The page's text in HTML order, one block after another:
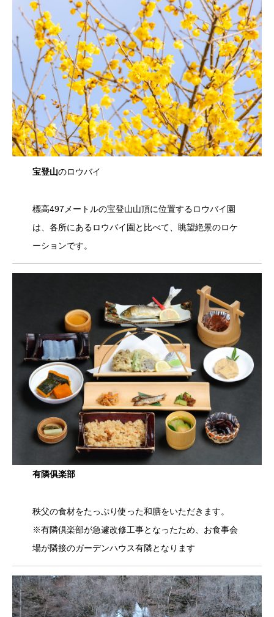
宝登山のロウバイ
標高497メートルの宝登山山頂に位置するロウバイ園
は、各所にあるロウバイ園と比べて、眺望絶景のロケ
ーションです。
有隣俱楽部
秩父の食材をたっぷり使った和膳をいただきます。
※有隣倶楽部が急遽改修工事となったため、お食事会
場が隣接のガーデンハウス有隣となります